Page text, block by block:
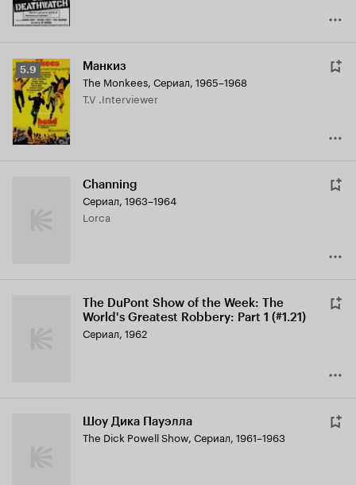
Рейтинг
Кинопоиска
5.9
5.9 Манкиз
The Monkees, Сериал, 1965–1968
T.V .Interviewer
Channing
Сериал, 1963–1964
Lorca
The DuPont Show of the Week: The
World's Greatest Robbery: Part 1 (#1.21)
Сериал, 1962
Шоу Дика Пауэлла
The Dick Powell Show, Сериал, 1961–1963